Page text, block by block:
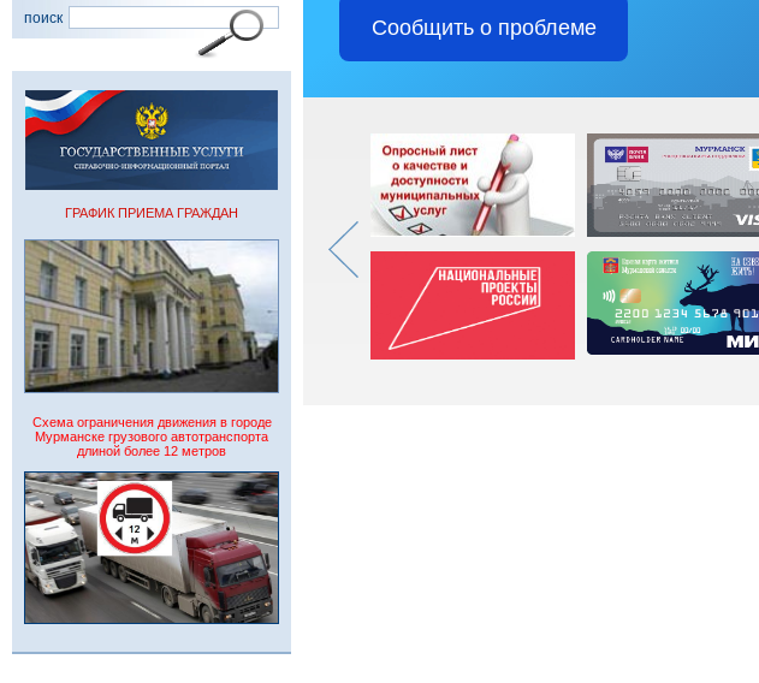
поиск
ГРАФИК ПРИЕМА ГРАЖДАН
Схема ограничения движения в городе
Мурманске грузового автотранспорта
длиной более 12 метров
Сообщить о проблеме